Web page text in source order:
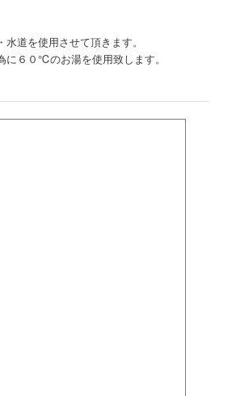
道を使用させて頂きます。
６０℃のお湯を使用致します。